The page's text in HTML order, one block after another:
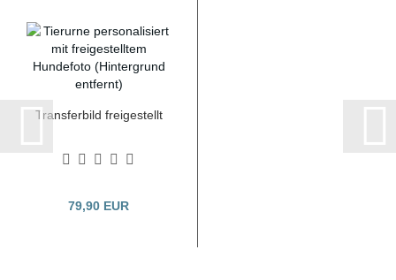
Transferbild freigestellt
79,90 EUR